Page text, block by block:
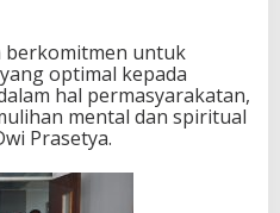
berkomitmen untuk
optimal kepada
hal permasyarakatan,
mental dan spiritual
Prasetya.